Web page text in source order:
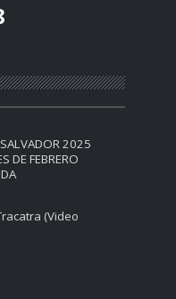
2025
DE FEBRERO
(Video